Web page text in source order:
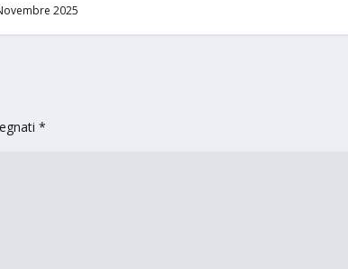
2025
*